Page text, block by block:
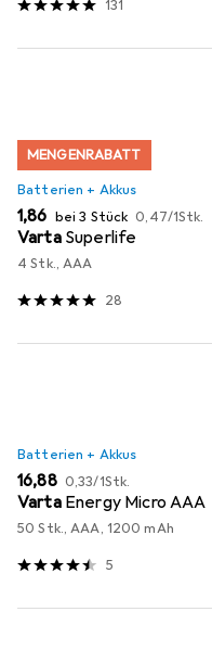
131
MENGENRABATT
Batterien + Akkus
EUR
1,86 bei 3 Stück EUR
0,47/1Stk.
Varta Superlife
4 Stk., AAA
28
Batterien + Akkus
EUR
16,88 EUR
0,33/1Stk.
Varta Energy Micro AAA
50 Stk., AAA, 1200 mAh
5